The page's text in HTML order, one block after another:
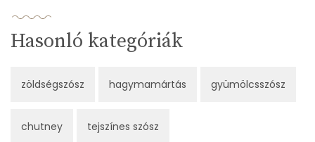
Hasonló kategóriák
zöldségszósz hagymamártás gyümölcsszósz
chutney tejszínes szósz